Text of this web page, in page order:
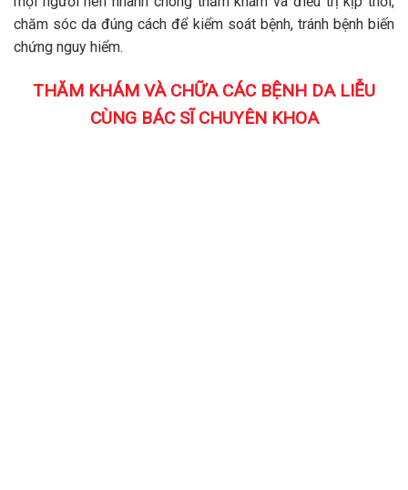
chăm sóc da đúng cách để kiểm soát bệnh, tránh bệnh biến
chứng nguy hiểm.
THĂM KHÁM VÀ CHỮA CÁC BỆNH DA LIỄU
CÙNG BÁC SĨ CHUYÊN KHOA